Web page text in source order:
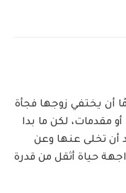
أن يختفي زوجها فجأة
مقدمات، لكن ما بدا
أن تخلى عنها وعن
حياة أثقل من قدرة